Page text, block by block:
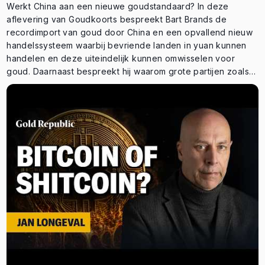
ondergewaardeerd zijn 25:19 De wereldwijde
metaaltekorten beginnen 30:27 Koperschaarste en de
goudvraag van centrale banken
Werkt China aan een nieuwe goudstandaard? In deze
aflevering van Goudkoorts bespreekt Bart Brands de
recordimport van goud door China en een opvallend nieuw
handelssysteem waarbij bevriende landen in yuan kunnen
handelen en deze uiteindelijk kunnen omwisselen voor
goud. Daarnaast bespreekt hij waarom grote partijen zoals
John Paulson en BlackRock goud blijven aanbevelen en
beleidsruimte heeft. In deze aflevering: ⚜️ China importeert
een recordhoeveelheid goud ⚜️ De mogelijke terugkeer
van een goudstandaard ⚜️ Waarom John Paulson bijna
volledig in goud zit ⚜️ Waarom BlackRock goud aanbeveelt
⚜️ De rentebeslissing van de Federal Reserve ⚜️ Inflatie
versus staatsschulden Wat denk jij? Is een terugkeer naar
een vorm van gouddekking realistisch? Laat het weten in de
reacties.
⸻⸻⸻⸻⸻⸻⸻⸻⸻⸻
⸻⸻⸻⸻⸻⸻ ⚜️ Open nu een account
bij GoldRepublic: 👉 https://www.goldrepublic.nl/account-